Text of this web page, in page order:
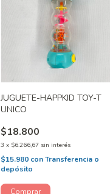
JUGUETE-HAPPKID TOY-T
UNICO
$18.800
3 x $6.266,67 sin interés
$15.980 con Transferencia o
depósito